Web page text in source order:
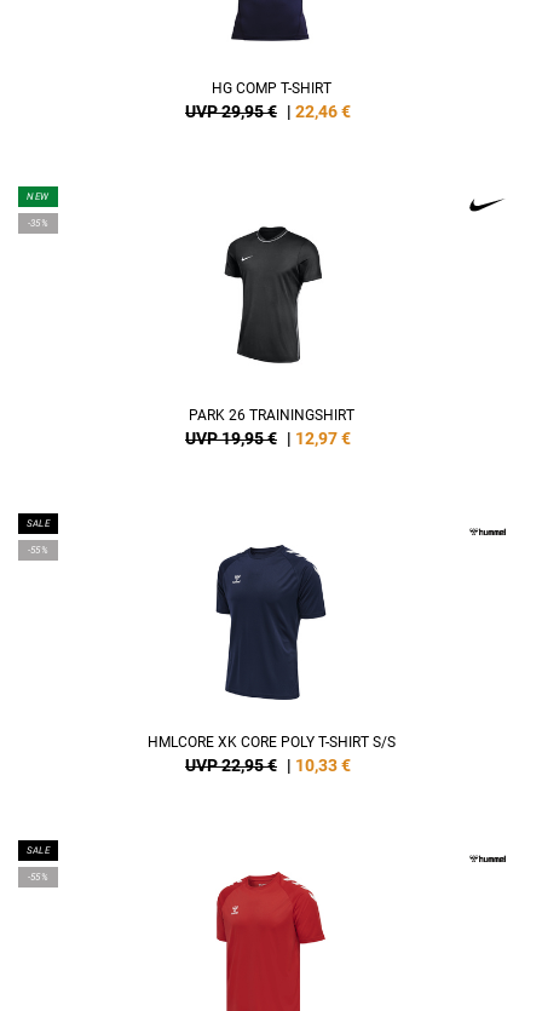
HG COMP T-SHIRT
UVP 29,95 € | 22,46€
NEW
-35%
PARK 26 TRAININGSHIRT
UVP 19,95 € | 12,97€
SALE
-55%
HMLCORE XK CORE POLY T-SHIRT S/S
UVP 22,95 € | 10,33€
SALE
-55%